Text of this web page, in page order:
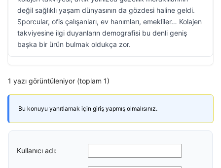
değil sağlıklı yaşam dünyasının da gözdesi haline geldi.
Sporcular, ofis çalışanları, ev hanımları, emekliler… Kolajen
takviyesine ilgi duyanların demografisi bu denli geniş
başka bir ürün bulmak oldukça zor.
1 yazı görüntüleniyor (toplam 1)
Bu konuyu yanıtlamak için giriş yapmış olmalısınız.
Kullanıcı adı: